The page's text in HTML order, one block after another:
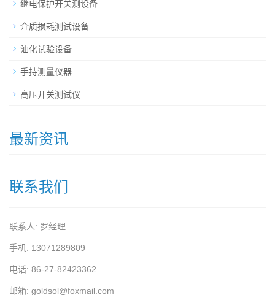
继电保护开关测设备
介质损耗测试设备
油化试验设备
手持测量仪器
高压开关测试仪
最新资讯
联系我们
联系人: 罗经理
手机: 13071289809
电话: 86-27-82423362
邮箱: goldsol@foxmail.com